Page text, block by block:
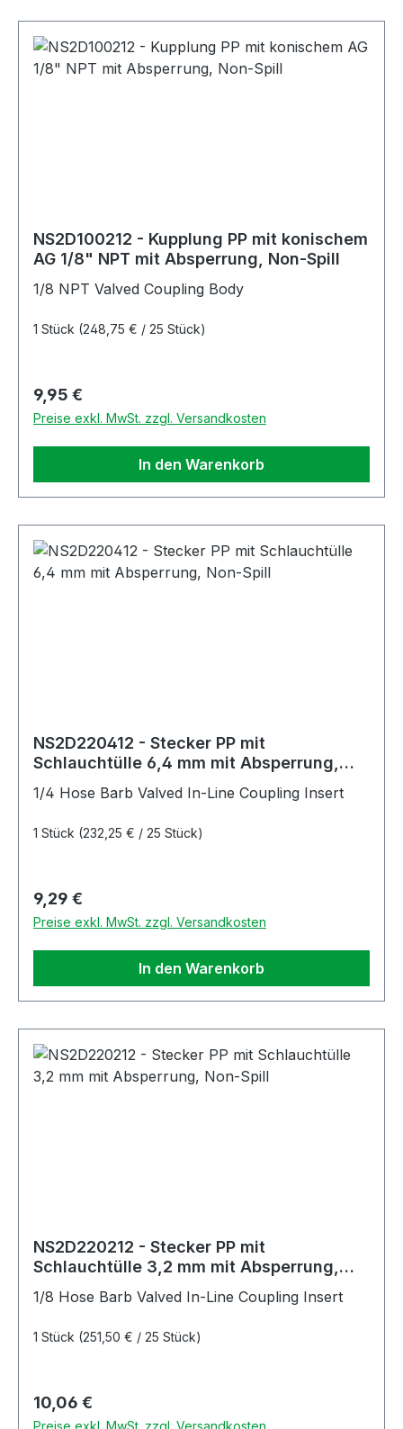
NS2D100212 - Kupplung PP mit konischem
AG 1/8" NPT mit Absperrung, Non-Spill
1/8 NPT Valved Coupling Body
1 Stück (248,75 € / 25 Stück)
Regulärer Preis:
9,95 €
Preise exkl. MwSt. zzgl. Versandkosten
In den Warenkorb
NS2D220412 - Stecker PP mit
Schlauchtülle 6,4 mm mit Absperrung,
1/4 Hose Barb Valved In-Line Coupling Insert
1 Stück (232,25 € / 25 Stück)
Regulärer Preis:
9,29 €
Preise exkl. MwSt. zzgl. Versandkosten
In den Warenkorb
NS2D220212 - Stecker PP mit
Schlauchtülle 3,2 mm mit Absperrung,
1/8 Hose Barb Valved In-Line Coupling Insert
1 Stück (251,50 € / 25 Stück)
Regulärer Preis:
10,06 €
Preise exkl. MwSt. zzgl. Versandkosten